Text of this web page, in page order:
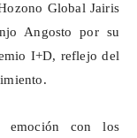
Global Jairis
Angosto por su
I+D, reflejo del
emoción con los